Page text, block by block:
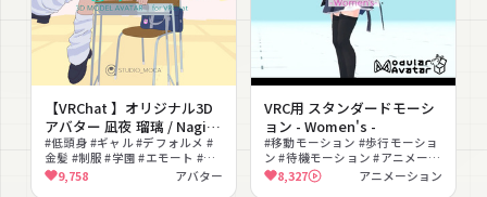
【VRChat 】オリジナル3D
アバター 凪夜 瑠璃 / Nagiya
Ruri
#低頭身 #ギャル #デフォルメ #
金髪 #制服 #学園 #エモート #撮
影向け #PSD付き #もちふぃっ
た〜対応
9,758 アバター
VRC用 スタンダードモーシ
ョン - Women's -
#移動モーション #歩行モーショ
ン #待機モーション #アニメーシ
ョン #ナチュラル #セクシー
#MA対応 #撮影向け #VRChat
8,327 アニメーション